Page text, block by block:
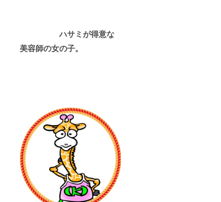
ハサミが得意な
美容師の女の子。